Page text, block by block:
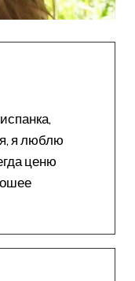
я люблю
ценю